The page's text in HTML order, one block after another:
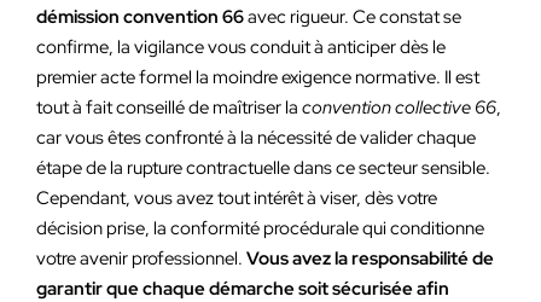
démission convention 66avec rigueur. Ce constat se
confirme, la vigilance vous conduit à anticiper dès le
premier acte formel la moindre exigence normative. Il est
tout à fait conseillé de maîtriser la convention collective 66,
car vous êtes confronté à la nécessité de valider chaque
étape de la rupture contractuelle dans ce secteur sensible.
Cependant, vous avez tout intérêt à viser, dès votre
décision prise, la conformité procédurale qui conditionne
votre avenir professionnel. Vous avez la responsabilité de
garantir que chaque démarche soit sécurisée afin